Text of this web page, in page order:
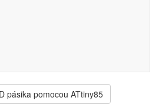
pásika pomocou ATtiny85